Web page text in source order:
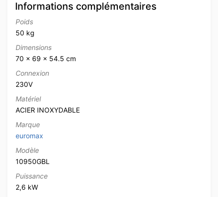
Informations complémentaires
Poids
50 kg
Dimensions
70 × 69 × 54.5 cm
Connexion
230V
Matériel
ACIER INOXYDABLE
Marque
euromax
Modèle
10950GBL
Puissance
2,6 kW